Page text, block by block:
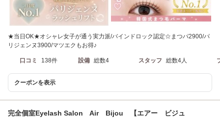
★当日OK★オシャレ女子が通う実力派/バインドロック認定☆まつパ2900/パ
リジェンヌ3900/マツエクもお得♪
口コミ 138件 設備 総数4 スタッフ 総数4人
クーポンを表示
完全個室Eyelash Salon Air Bijou 【エアー ビジュ